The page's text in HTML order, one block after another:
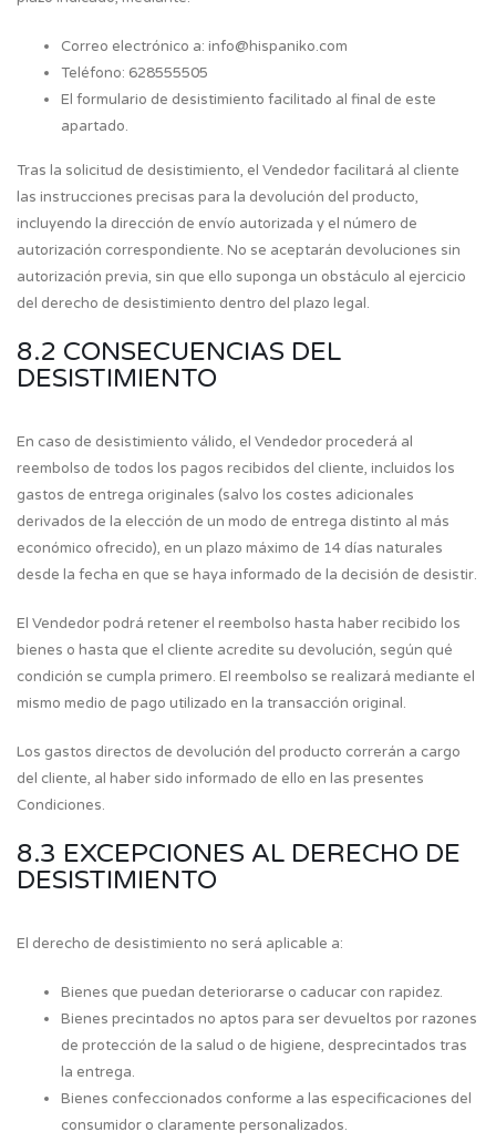
Correo electrónico a: info@hispaniko.com
Teléfono: 628555505
El formulario de desistimiento facilitado al final de este
apartado.
Tras la solicitud de desistimiento, el Vendedor facilitará al cliente
las instrucciones precisas para la devolución del producto,
incluyendo la dirección de envío autorizada y el número de
autorización correspondiente. No se aceptarán devoluciones sin
autorización previa, sin que ello suponga un obstáculo al ejercicio
del derecho de desistimiento dentro del plazo legal.
8.2 CONSECUENCIAS DEL
DESISTIMIENTO
En caso de desistimiento válido, el Vendedor procederá al
reembolso de todos los pagos recibidos del cliente, incluidos los
gastos de entrega originales (salvo los costes adicionales
derivados de la elección de un modo de entrega distinto al más
económico ofrecido), en un plazo máximo de 14 días naturales
desde la fecha en que se haya informado de la decisión de desistir.
El Vendedor podrá retener el reembolso hasta haber recibido los
bienes o hasta que el cliente acredite su devolución, según qué
condición se cumpla primero. El reembolso se realizará mediante el
mismo medio de pago utilizado en la transacción original.
Los gastos directos de devolución del producto correrán a cargo
del cliente, al haber sido informado de ello en las presentes
Condiciones.
8.3 EXCEPCIONES AL DERECHO DE
DESISTIMIENTO
El derecho de desistimiento no será aplicable a:
Bienes que puedan deteriorarse o caducar con rapidez.
Bienes precintados no aptos para ser devueltos por razones
de protección de la salud o de higiene, desprecintados tras
la entrega.
Bienes confeccionados conforme a las especificaciones del
consumidor o claramente personalizados.